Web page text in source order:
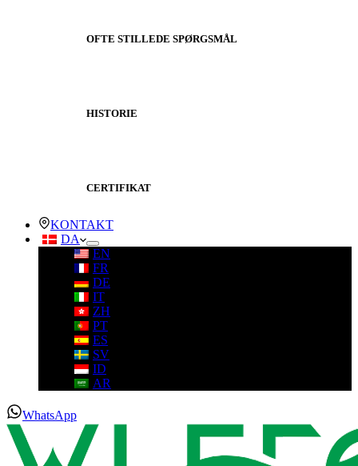
OFTE STILLEDE SPØRGSMÅL
HISTORIE
CERTIFIKAT
KONTAKT
DA
EN
FR
DE
IT
ZH
PT
ES
SV
ID
AR
WhatsApp